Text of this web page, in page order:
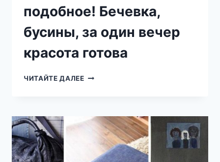
подобное! Бечевка,
бусины, за один вечер
красота готова
ЧИТАЙТЕ ДАЛЕЕПООБЕЩАЛА
ПОДОБНОЕ!
БЕЧЕВКА,
БУСИНЫ,
ОДИН